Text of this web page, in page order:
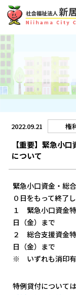
2022.09.21 権
【重要】緊急小
について
緊急小口資金・総
０日をもって終了し
１ 緊急小口
日（金）まで
２ 総合支援資金
日（金）まで
※ いずれも消印有
特例貸付について